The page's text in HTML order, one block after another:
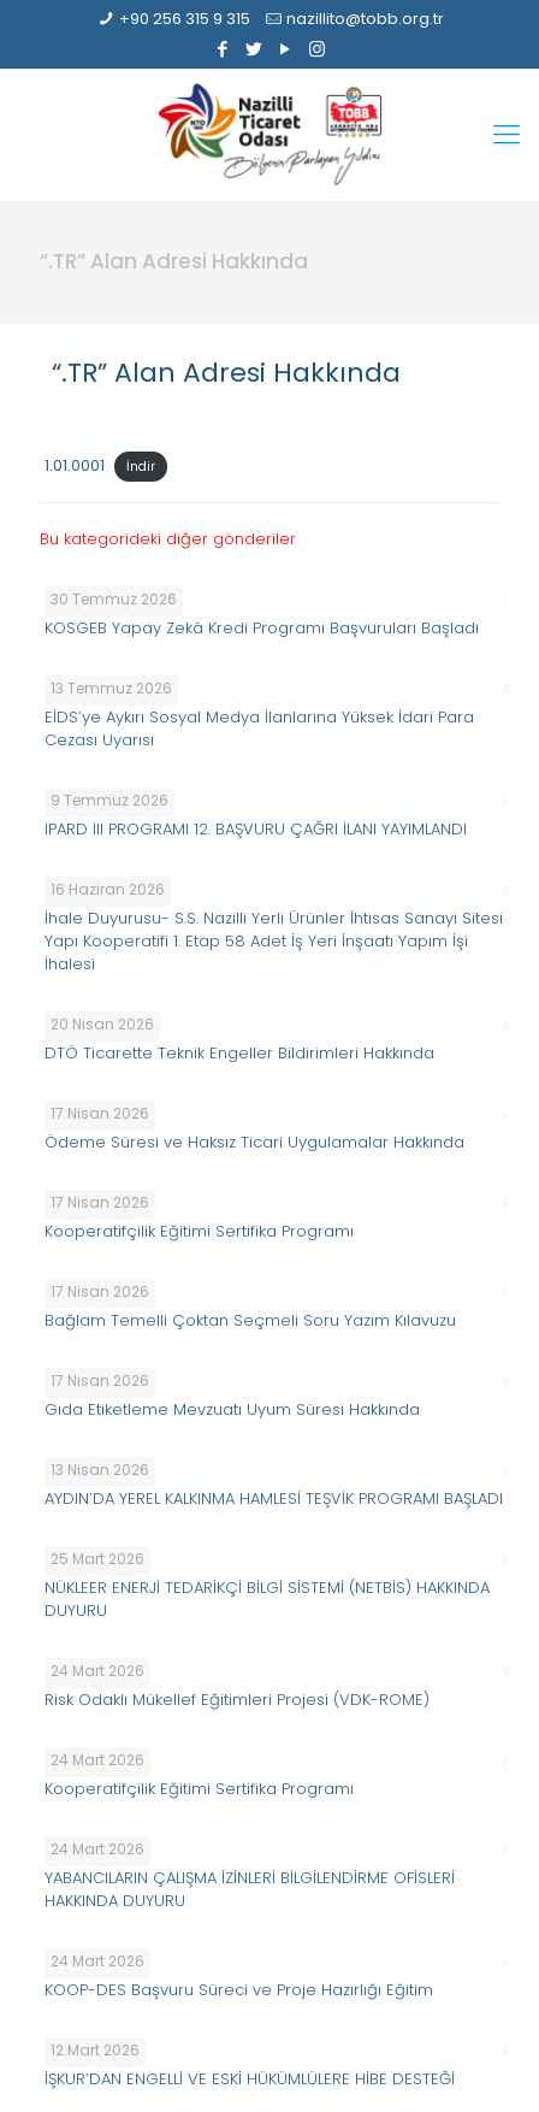
+90 256 315 9 315 nazillito@tobb.org.tr
“.TR” Alan Adresi Hakkında
“.TR” Alan Adresi Hakkında
1.01.0001 İndir
Bu kategorideki diğer gönderiler
30 Temmuz 2026
KOSGEB Yapay Zekâ Kredi Programı Başvuruları Başladı
13 Temmuz 2026
EİDS’ye Aykırı Sosyal Medya İlanlarına Yüksek İdari Para
Cezası Uyarısı
9 Temmuz 2026
IPARD III PROGRAMI 12. BAŞVURU ÇAĞRI İLANI YAYIMLANDI
16 Haziran 2026
İhale Duyurusu- S.S. Nazilli Yerli Ürünler İhtisas Sanayi Sitesi
Yapı Kooperatifi 1. Etap 58 Adet İş Yeri İnşaatı Yapım İşi
İhalesi
20 Nisan 2026
DTÖ Ticarette Teknik Engeller Bildirimleri Hakkında
17 Nisan 2026
Ödeme Süresi ve Haksız Ticari Uygulamalar Hakkında
17 Nisan 2026
Kooperatifçilik Eğitimi Sertifika Programı
17 Nisan 2026
Bağlam Temelli Çoktan Seçmeli Soru Yazım Kılavuzu
17 Nisan 2026
Gıda Etiketleme Mevzuatı Uyum Süresi Hakkında
13 Nisan 2026
AYDIN’DA YEREL KALKINMA HAMLESİ TEŞVİK PROGRAMI BAŞLADI
25 Mart 2026
NÜKLEER ENERJİ TEDARİKÇİ BİLGİ SİSTEMİ (NETBİS) HAKKINDA
DUYURU
24 Mart 2026
Risk Odaklı Mükellef Eğitimleri Projesi (VDK-ROME)
24 Mart 2026
Kooperatifçilik Eğitimi Sertifika Programı
24 Mart 2026
YABANCILARIN ÇALIŞMA İZİNLERİ BİLGİLENDİRME OFİSLERİ
HAKKINDA DUYURU
24 Mart 2026
KOOP-DES Başvuru Süreci ve Proje Hazırlığı Eğitim
12 Mart 2026
İŞKUR’DAN ENGELLİ VE ESKİ HÜKÜMLÜLERE HİBE DESTEĞİ